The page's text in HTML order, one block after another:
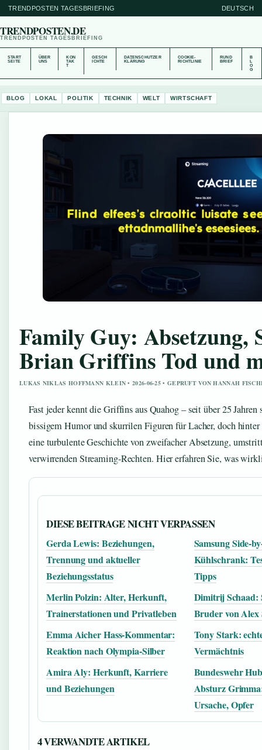
TRENDPOSTEN TAGESBRIEFING DEUTSCH
TRENDPOSTEN.DE
TRENDPOSTEN TAGESBRIEFING
START
SEITE
ÜBER
UNS
KON
TAK
T
GESCH
ICHTE
DATENSCHUTZER
KLÄRUNG
COOKIE-
RICHTLINIE
RUND
BRIEF
B
O
G
BLOG LOKAL POLITIK TECHNIK WELT WIRTSCHAFT
Family Guy: Absetzung,
Brian Griffins Tod und
LUKAS NIKLAS HOFFMANN KLEIN • 2026-06-25 • GEPRUFT VON HANNAH
Fast jeder kennt die Griffins aus Quahog – seit über 25
bissigem Humor und skurrilen Figuren für Lacher, doch
eine turbulente Geschichte von zweifacher Absetzung,
verwirrenden Streaming-Rechten. Hier erfahren Sie, was
DIESE BEITRAGE NICHT VERPASSEN
Gerda Lewis: Beziehungen,
Trennung und aktueller
Beziehungsstatus
Samsung Side-
Kühlschrank:
Tipps
Merlin Polzin: Alter, Herkunft,
Trainerstationen und Privatleben
Dimitrij Schaad:
Bruder von Alex
Emma Aicher Hass-Kommentar:
Reaktion nach Olympia-Silber
Tony Stark:
Vermächtnis
Amira Aly: Herkunft, Karriere
und Beziehungen
Bundeswehr
Absturz
Ursache, Opfer
4 VERWANDTE ARTIKEL